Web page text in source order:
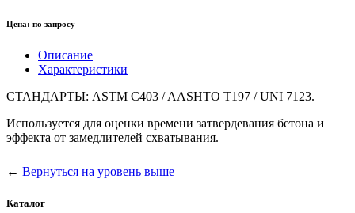
Цена: по запросу
Описание
Характеристики
СТАНДАРТЫ: ASTM C403 / AASHTO T197 / UNI 7123.
Используется для оценки времени затвердевания бетона и
эффекта от замедлителей схватывания.
← Вернуться на уровень выше
Каталог